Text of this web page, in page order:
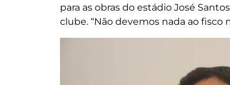
para as obras do estádio José
clube. “Não devemos nada ao fisco